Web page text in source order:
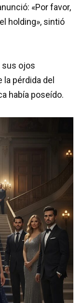
«Por favor,
holding», sintió
sus ojos
pérdida del
había poseído.